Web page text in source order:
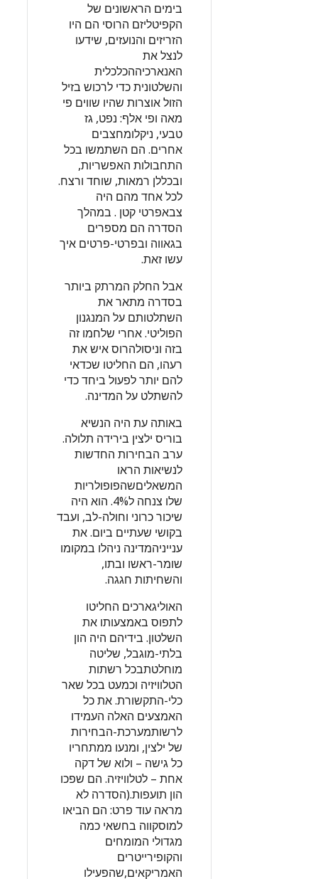
בימים הראשונים של
הקפיטליזם הרוסי הם היו
הזריזים והנועזים, שידעו
לנצל את
האנארכיההכלכלית
והשלטונית כדי לרכוש בזיל
הזול אוצרות שהיו שווים פי
מאה ופי אלף: נפט, גז
טבעי, ניקלומחצבים
אחרים. הם השתמשו בכל
התחבולות האפשריות,
ובכללן רמאות, שוחד ורצח.
לכל אחד מהם היה
צבאפרטי קטן . במהלך
הסדרה הם מספרים
בגאווה ובפרטי-פרטים איך
עשו זאת.
אבל החלק המרתק ביותר
בסדרה מתאר את
השתלטותם על המנגנון
הפוליטי. אחרי שלחמו זה
בזה וניסולהרוס איש את
רעהו, הם החליטו שכדאי
להם יותר לפעול ביחד כדי
להשתלט על המדינה.
באותה עת היה הנשיא
בוריס ילצין בירידה תלולה.
ערב הבחירות החדשות
לנשיאות הראו
המשאליםשהפופולריות
שלו צנחה ל4%. הוא היה
שיכור כרוני וחולה-לב, ועבד
בקושי שעתיים ביום. את
ענייניהמדינה ניהלו במקומו
שומר-ראשו ובתו,
והשחיתות חגגה.
האוליגארכים החליטו
לתפוס באמצעותו את
השלטון. בידיהם היה הון
בלתי-מוגבל, שליטה
מוחלטתבכל רשתות
הטלוויזיה וכמעט בכל שאר
כלי-התקשורת. את כל
האמצעים האלה העמידו
לרשותמערכת-הבחירות
של ילצין, ומנעו ממתחריו
כל גישה – ולוא של דקה
אחת – לטלוויזיה. הם שפכו
הון תועפות.(הסדרה לא
מראה עוד פרט: הם הביאו
למוסקווה בחשאי כמה
מגדולי המומחים
והקופירייטרים
האמריקאים,שהפעילו